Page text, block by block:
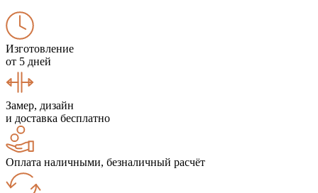
Изготовление
от 5 дней
Замер, дизайн
и доставка бесплатно
Оплата наличными, безналичный расчёт